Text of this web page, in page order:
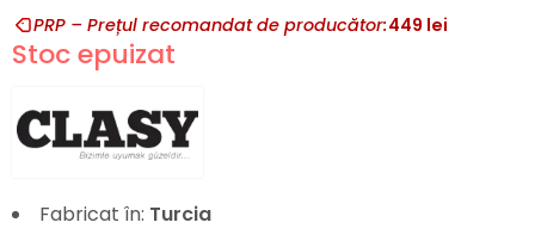
PRP – Prețul recomandat de producător:449 lei
Stoc epuizat
Fabricat în: Turcia